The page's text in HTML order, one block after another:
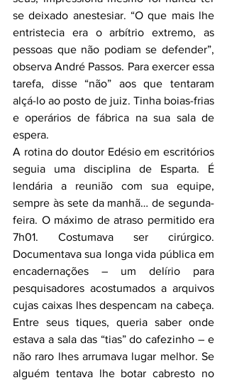
se deixado anestesiar. “O que mais lhe
entristecia era o arbítrio extremo, as
pessoas que não podiam se defender”,
observa André Passos. Para exercer essa
tarefa, disse “não” aos que tentaram
alçá-lo ao posto de juiz. Tinha boias-frias
e operários de fábrica na sua sala de
espera.
A rotina do doutor Edésio em escritórios
seguia uma disciplina de Esparta. É
lendária a reunião com sua equipe,
sempre às sete da manhã… de segunda-
feira. O máximo de atraso permitido era
7h01. Costumava ser cirúrgico.
Documentava sua longa vida pública em
encadernações – um delírio para
pesquisadores acostumados a arquivos
cujas caixas lhes despencam na cabeça.
Entre seus tiques, queria saber onde
estava a sala das “tias” do cafezinho – e
não raro lhes arrumava lugar melhor. Se
alguém tentava lhe botar cabresto no